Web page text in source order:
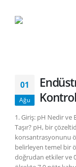
01
Ağu
1. Giriş: pH Nedir
Taşır? pH, bir
konsantrasyonunu
belirleyen temel bir
doğrudan etkiler ve